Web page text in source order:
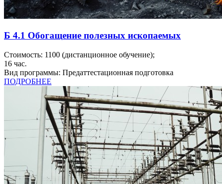
Б 4.1 Обогащение полезных ископаемых
Стоимость: 1100 (дистанционное обучение);
16 час.
Вид программы: Предаттестационная подготовка
ПОДРОБНЕЕ